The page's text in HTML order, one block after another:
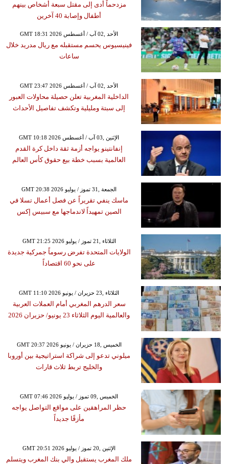
مزدحماً أدى إلى مقتل سبعة أشخاص بينهم
أطفال وإصابة 40 آخرين
GMT 18:31 2026 الأحد ,02 آب / أغسطس
فينيسيوس يحسم مستقبله مع ريال مدريد خلال
ساعات
GMT 23:47 2026 الأحد ,02 آب / أغسطس
الداخلية المغربية تعلن حصيلة محاولات العبور
إلى سبتة ومليلية وتكشف تفاصيل الأحداث
GMT 10:18 2026 الإثنين ,03 آب / أغسطس
إنفانتينو يواجه أزمة ثقة داخل كرة القدم
العالمية بسبب خطة بيع حقوق كأس العالم
GMT 20:38 2026 الجمعة ,31 تموز / يوليو
ماسك ينفي تقريراً عن فصل أعمال تسلا في
الصين تمهيداً لاندماجها مع سبيس إكس
GMT 21:25 2026 الثلاثاء ,21 تموز / يوليو
الولايات المتحدة تفرض رسوماً جمركية جديدة
على نحو 60 اقتصاداً
GMT 11:10 2026 الثلاثاء ,23 حزيران / يونيو
سعر الدرهم المغربي أمام العملات العربية
والعالمية اليوم الثلاثاء 23 يونيو/ حزيران 2026
GMT 20:37 2026 الخميس ,18 حزيران / يونيو
ميلوني تدعو إلى شراكة استراتيجية بين أوروبا
والخليج تربط ثلاث قارات
GMT 07:46 2026 الخميس ,09 تموز / يوليو
حظر المراهقين على مواقع التواصل يواجه
مأزقًا جديداً
GMT 20:51 2026 الإثنين ,20 تموز / يوليو
ملك المغرب يستقبل والي بنك المغرب ويتسلم